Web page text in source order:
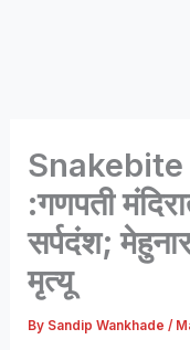
:गणपती
सर्पदंश;
मृत्यू
By Sandip Wankhade/